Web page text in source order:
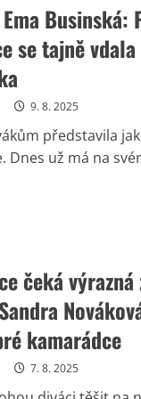
se tajně
9. 8. 2025
představila
Dnes už má na
čeká výrazná
kamarádce
7. 8. 2025